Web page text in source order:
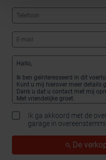
Ik ga akkoord met de
garage in
De